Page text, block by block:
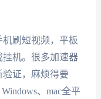
刷短视频，平板
机。很多加速器
验证，麻烦得要
、mac全平